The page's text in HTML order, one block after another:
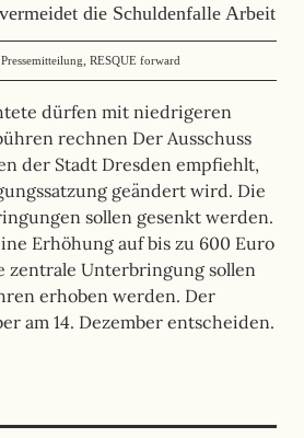
die Schuldenfalle Arbeit
administrator
Pressemitteilung, RESQUE forward
dürfen mit niedrigeren
rechnen Der Ausschuss
der Stadt Dresden empfiehlt,
geändert wird. Die
sollen gesenkt werden.
Erhöhung auf bis zu 600 Euro
zentrale Unterbringung sollen
erhoben werden. Der
am 14. Dezember entscheiden.